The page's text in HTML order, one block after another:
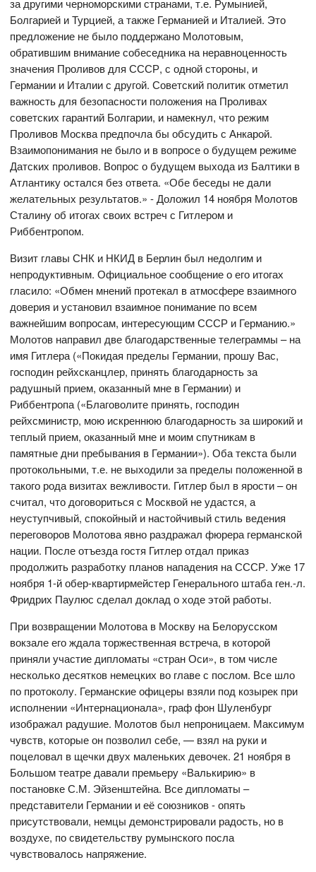
за другими черноморскими странами, т.е. Румынией,
Болгарией и Турцией, а также Германией и Италией. Это
предложение не было поддержано Молотовым,
обратившим внимание собеседника на неравноценность
значения Проливов для СССР, с одной стороны, и
Германии и Италии с другой. Советский политик отметил
важность для безопасности положения на Проливах
советских гарантий Болгарии, и намекнул, что режим
Проливов Москва предпочла бы обсудить с Анкарой.
Взаимопонимания не было и в вопросе о будущем режиме
Датских проливов. Вопрос о будущем выхода из Балтики в
Атлантику остался без ответа. «Обе беседы не дали
желательных результатов.» - Доложил 14 ноября Молотов
Сталину об итогах своих встреч с Гитлером и
Риббентропом.
Визит главы СНК и НКИД в Берлин был недолгим и
непродуктивным. Официальное сообщение о его итогах
гласило: «Обмен мнений протекал в атмосфере взаимного
доверия и установил взаимное понимание по всем
важнейшим вопросам, интересующим СССР и Германию.»
Молотов направил две благодарственные телеграммы – на
имя Гитлера («Покидая пределы Германии, прошу Вас,
господин рейхсканцлер, принять благодарность за
радушный прием, оказанный мне в Германии) и
Риббентропа («Благоволите принять, господин
рейхсминистр, мою искреннюю благодарность за широкий и
теплый прием, оказанный мне и моим спутникам в
памятные дни пребывания в Германии»). Оба текста были
протокольными, т.е. не выходили за пределы положенной в
такого рода визитах вежливости. Гитлер был в ярости – он
считал, что договориться с Москвой не удастся, а
неуступчивый, спокойный и настойчивый стиль ведения
переговоров Молотова явно раздражал фюрера германской
нации. После отъезда гостя Гитлер отдал приказ
продолжить разработку планов нападения на СССР. Уже 17
ноября 1-й обер-квартирмейстер Генерального штаба ген.-л.
Фридрих Паулюс сделал доклад о ходе этой работы.
При возвращении Молотова в Москву на Белорусском
вокзале его ждала торжественная встреча, в которой
приняли участие дипломаты «стран Оси», в том числе
несколько десятков немецких во главе с послом. Все шло
по протоколу. Германские офицеры взяли под козырек при
исполнении «Интернационала», граф фон Шуленбург
изображал радушие. Молотов был непроницаем. Максимум
чувств, которые он позволил себе, — взял на руки и
поцеловал в щечки двух маленьких девочек. 21 ноября в
Большом театре давали премьеру «Валькирию» в
постановке С.М. Эйзенштейна. Все дипломаты –
представители Германии и её союзников - опять
присутствовали, немцы демонстрировали радость, но в
воздухе, по свидетельству румынского посла
чувствовалось напряжение.